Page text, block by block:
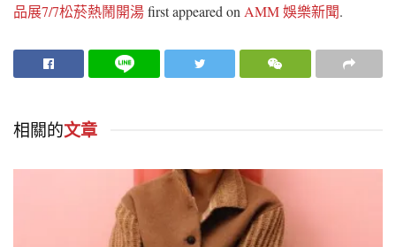
品展7/7松菸熱鬧開湯first appeared on AMM 娛樂新聞.
相關的文章